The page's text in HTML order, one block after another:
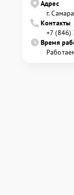
Адрес
г.
Контакты
+7
Время